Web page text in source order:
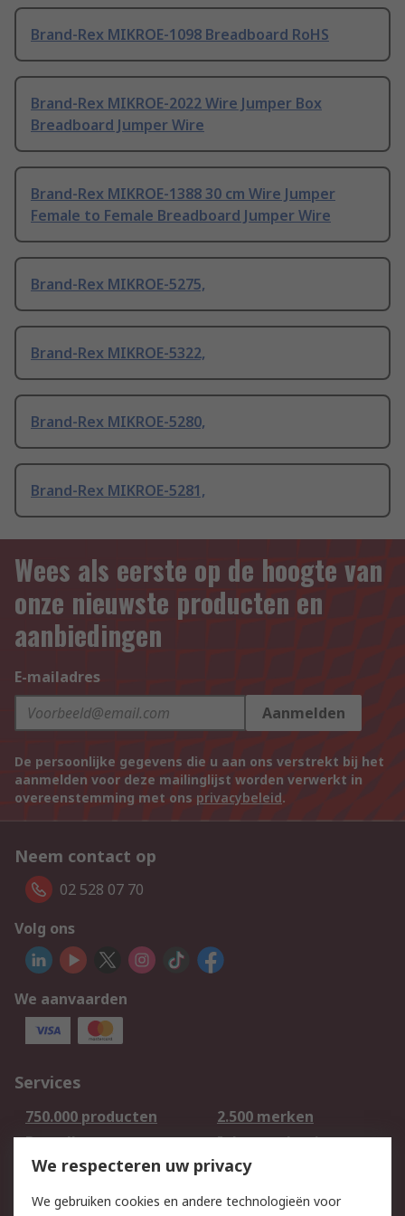
Brand-Rex MIKROE-1098 Breadboard RoHS
Brand-Rex MIKROE-2022 Wire Jumper Box
Breadboard Jumper Wire
Brand-Rex MIKROE-1388 30 cm Wire Jumper
Female to Female Breadboard Jumper Wire
Brand-Rex MIKROE-5275,
Brand-Rex MIKROE-5322,
Brand-Rex MIKROE-5280,
Brand-Rex MIKROE-5281,
Wees als eerste op de hoogte van
onze nieuwste producten en
aanbiedingen
E-mailadres
Aanmelden
De persoonlijke gegevens die u aan ons verstrekt bij het
aanmelden voor deze mailinglijst worden verwerkt in
overeenstemming met ons privacybeleid.
Neem contact op
02 528 07 70
Volg ons
We aanvaarden
Services
750.000 producten
2.500 merken
Bestellen
Inkoopoplossingen
Retouren
Technisch advies
Track & Trace
We respecteren uw privacy
We gebruiken cookies en andere technologieën voor